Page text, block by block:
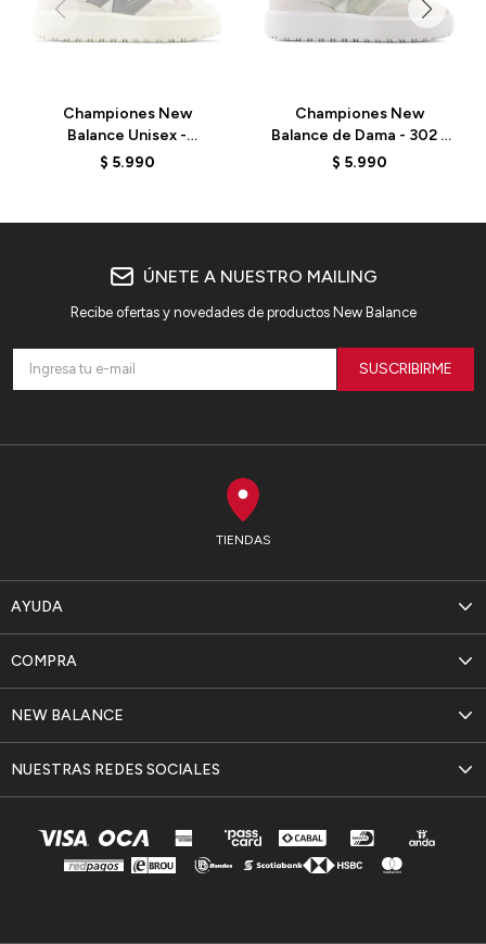
Championes New
Balance Unisex -
CT302RS - SEA SALT
$ 5.990
Championes New
Balance de Dama - 302 -
CT302CTB - ELD
$ 5.990
TIENDAS
AYUDA
NEW BALANCE
COMPRA
NUESTRAS REDES SOCIALES
ÚNETE A NUESTRO MAILING
Recibe ofertas y novedades de productos New Balance
SUSCRIBIRME